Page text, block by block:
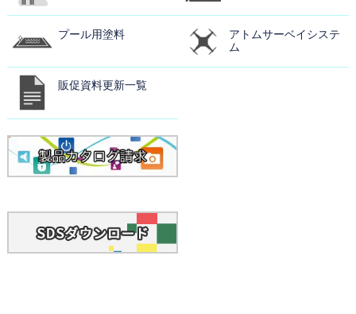
プール用塗料
アトムサーベイシステ
ム
販促資料更新一覧